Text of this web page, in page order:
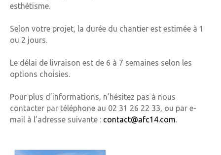
esthétisme.
Selon votre projet, la durée du chantier est estimée à 1
ou 2 jours.
Le délai de livraison est de 6 à 7 semaines selon les
options choisies.
Pour plus d’informations, n’hésitez pas à nous
contacter par téléphone au 02 31 26 22 33, ou par e-
mail à l’adresse suivante : contact@afc14.com.